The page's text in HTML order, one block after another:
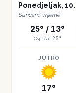
Ponedjeljak, 10.
Sunčano vrijeme
25° / 13°
Osjećaj 25°
JUTRO
17°